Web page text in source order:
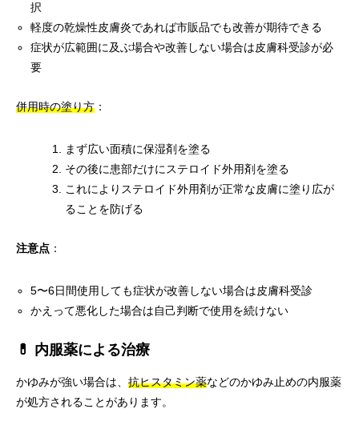
択
軽度の乾燥性皮膚炎であれば市販品でも改善が期待できる
症状が広範囲に及ぶ場合や改善しない場合は皮膚科受診が必
要
併用時の塗り方 ：
まず広い面積に保湿剤を塗る
その後に患部だけにステロイド外用剤を塗る
これによりステロイド外用剤が正常な皮膚に塗り広が
ることを防げる
注意点 ：
5〜6日間使用しても症状が改善しない場合は皮膚科受診
かえって悪化した場合は自己判断で使用を続けない
💊 内服薬による治療
かゆみが強い場合は、 抗ヒスタミン薬などのかゆみ止めの内服薬
が処方されることがあります。